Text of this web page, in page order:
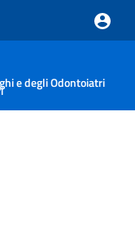
e degli Odontoiatri